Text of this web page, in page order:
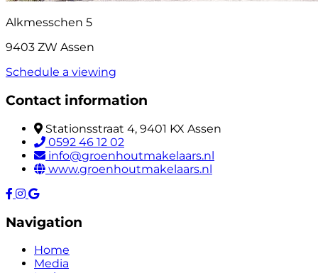
Alkmesschen 5
9403 ZW Assen
Schedule a viewing
Contact information
Stationsstraat 4, 9401 KX Assen
0592 46 12 02
info@groenhoutmakelaars.nl
www.groenhoutmakelaars.nl
Navigation
Home
Media